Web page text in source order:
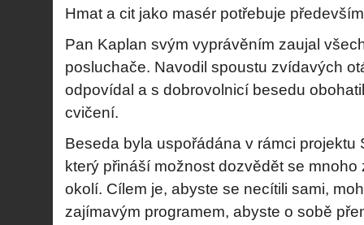
Hmat a cit jako masér potřebuje
Pan Kaplan svým vyprávěním zaujal
posluchače. Navodil spoustu zvídavých
odpovídal a s dobrovolnicí besedu
cvičení.
Beseda byla uspořádána v rámci projektu
který přináší možnost dozvědět se
okolí. Cílem je, abyste se necítili sami,
zajímavým programem, abyste o sobě